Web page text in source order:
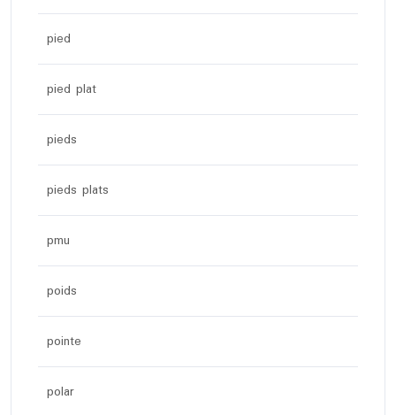
pied
pied plat
pieds
pieds plats
pmu
poids
pointe
polar